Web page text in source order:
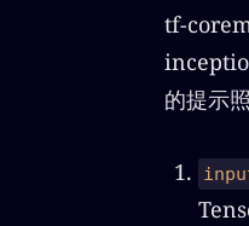
tf-
的提示